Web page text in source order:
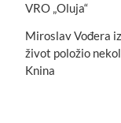
VRO „Oluja“
Miroslav Vođera
život položio
Knina